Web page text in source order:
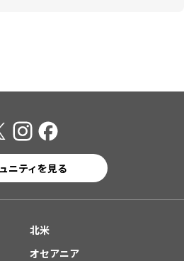
ニティを見る
北米
オセアニア